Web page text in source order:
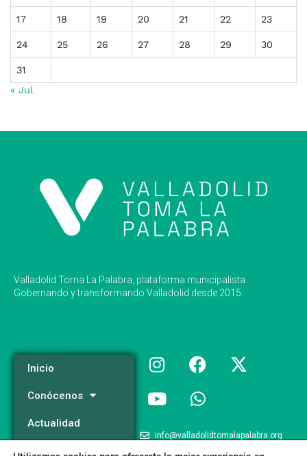
17 18 19 20 21 22 23
24 25 26 27 28 29 30
31
« Jul
Valladolid Toma La Palabra, plataforma municipalista.
Gobernando y transformando Valladolid desde 2015.
Inicio
Conócenos
Actualidad
Programa
info@valladolidtomalapalabra.org